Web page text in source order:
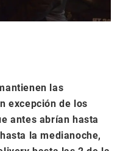
las
excepción de los
antes abrían hasta
la medianoche,